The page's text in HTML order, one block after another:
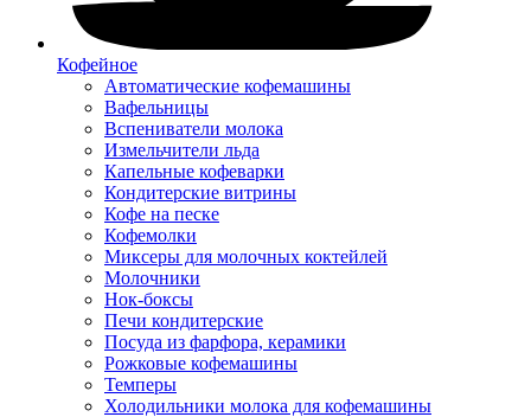
Кофейное
Автоматические кофемашины
Вафельницы
Вспениватели молока
Измельчители льда
Капельные кофеварки
Кондитерские витрины
Кофе на песке
Кофемолки
Миксеры для молочных коктейлей
Молочники
Нок-боксы
Печи кондитерские
Посуда из фарфора, керамики
Рожковые кофемашины
Темперы
Холодильники молока для кофемашины